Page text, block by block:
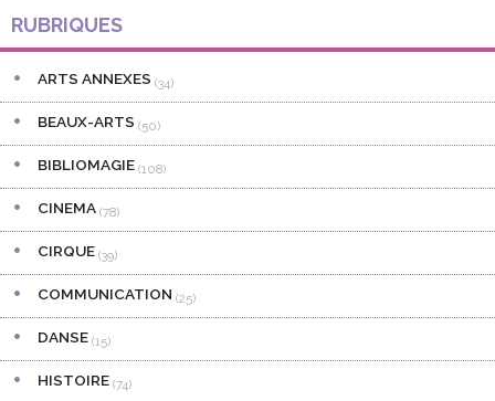
Barre
latérale
principale
RUBRIQUES
ARTS ANNEXES (34)
BEAUX-ARTS (50)
BIBLIOMAGIE(108)
CINEMA(78)
CIRQUE(39)
COMMUNICATION (25)
DANSE(15)
HISTOIRE(74)